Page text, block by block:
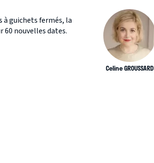
guichets fermés, la
60 nouvelles dates.
Celine GROUSSARD